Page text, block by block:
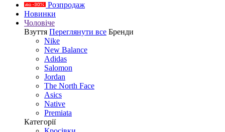
Розпродаж
Новинки
Чоловіче
Взуття Переглянути все Бренди
Nike
New Balance
Adidas
Salomon
Jordan
The North Face
Asics
Native
Premiata
Категорії